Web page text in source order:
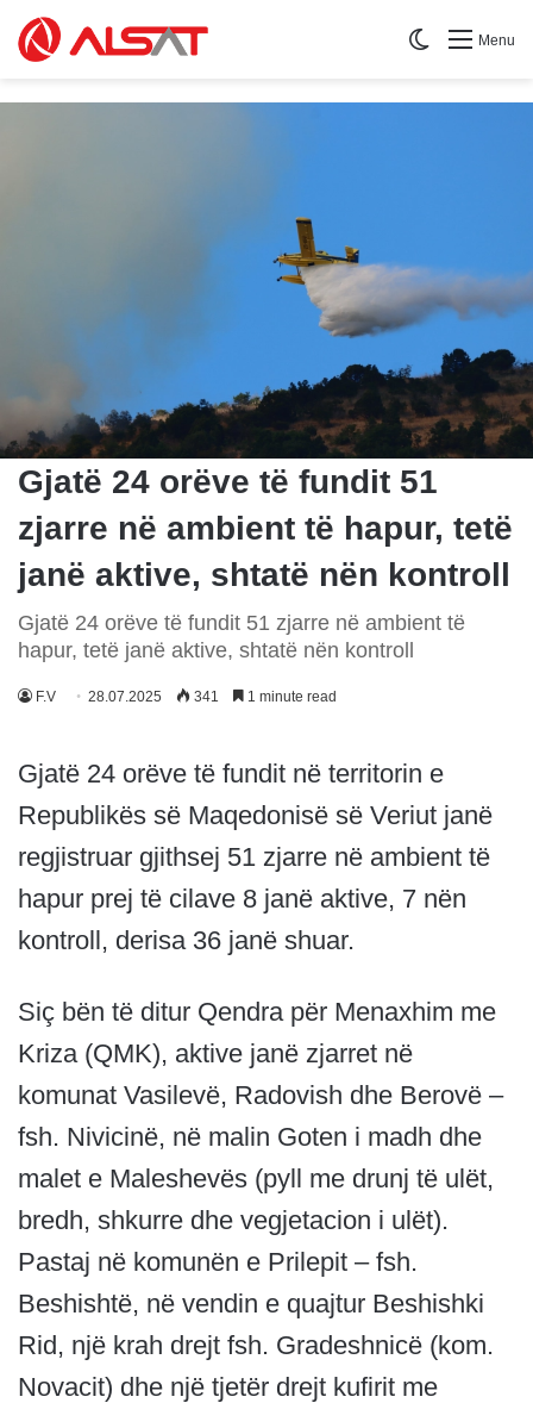
Menu
Switch skin
Gjatë 24 orëve të fundit 51
zjarre në ambient të hapur, tetë
janë aktive, shtatë nën kontroll
Gjatë 24 orëve të fundit 51 zjarre në ambient të
hapur, tetë janë aktive, shtatë nën kontroll
F.V 28.07.2025 341 1 minute read
Gjatë 24 orëve të fundit në territorin e
Republikës së Maqedonisë së Veriut janë
regjistruar gjithsej 51 zjarre në ambient të
hapur prej të cilave 8 janë aktive, 7 nën
kontroll, derisa 36 janë shuar.
Siç bën të ditur Qendra për Menaxhim me
Kriza (QMK), aktive janë zjarret në
komunat Vasilevë, Radovish dhe Berovë –
fsh. Nivicinë, në malin Goten i madh dhe
malet e Maleshevës (pyll me drunj të ulët,
bredh, shkurre dhe vegjetacion i ulët).
Pastaj në komunën e Prilepit – fsh.
Beshishtë, në vendin e quajtur Beshishki
Rid, një krah drejt fsh. Gradeshnicë (kom.
Novacit) dhe një tjetër drejt kufirit me